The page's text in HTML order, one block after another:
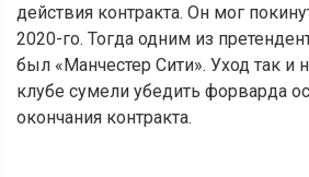
действия контракта. Он мог
2020-го. Тогда одним из
был «Манчестер Сити». Уход так и
клубе сумели убедить форварда
окончания контракта.